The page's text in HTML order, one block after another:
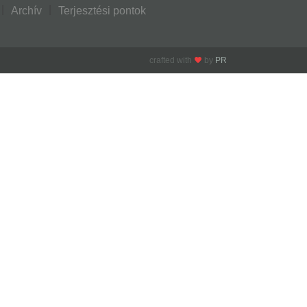
Archív Terjesztési pontok
crafted with by PR